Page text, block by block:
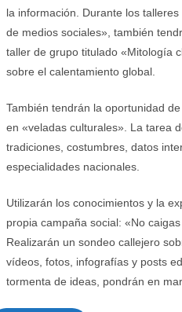
la información. Durante los
de medios sociales», también
taller de grupo titulado «Mitología
sobre el calentamiento global.
También tendrán la oportunidad
en «veladas culturales». La tarea
tradiciones, costumbres, datos
especialidades nacionales.
Utilizarán los conocimientos y la
propia campaña social: «No
Realizarán un sondeo callejero
vídeos, fotos, infografías y posts
tormenta de ideas, pondrán en